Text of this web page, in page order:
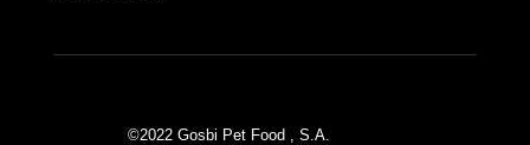
©2022 Gosbi Pet Food , S.A.